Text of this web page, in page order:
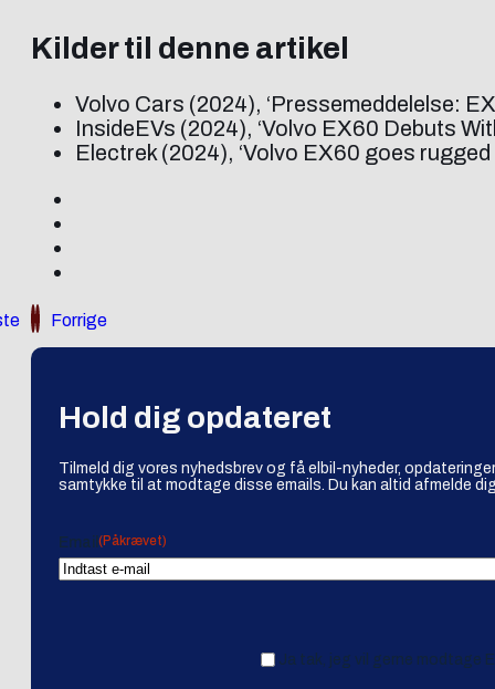
Kilder til denne artikel
Volvo Cars (2024), ‘Pressemeddelelse:
InsideEVs (2024), ‘Volvo EX60 Debuts
Electrek (2024), ‘Volvo EX60 goes
Forrige
Hold dig opdateret
Tilmeld dig vores nyhedsbrev og få elbil-nyheder,
samtykke til at modtage disse emails. Du kan altid afmelde
Email (Påkrævet)
Ja tak, jeg vil gerne modtage